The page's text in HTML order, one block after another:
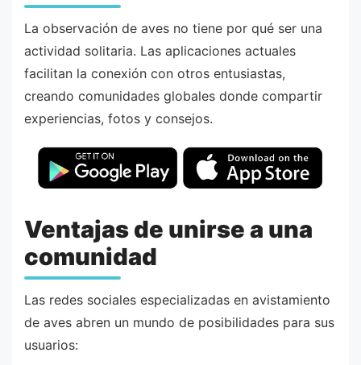
La observación de aves no tiene por qué ser una
actividad solitaria. Las aplicaciones actuales
facilitan la conexión con otros entusiastas,
creando comunidades globales donde compartir
experiencias, fotos y consejos.
Ventajas de unirse a una
comunidad
Las redes sociales especializadas en avistamiento
de aves abren un mundo de posibilidades para sus
usuarios: